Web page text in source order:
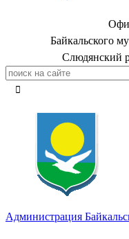
Байкальского
Слюдянский
Администрация